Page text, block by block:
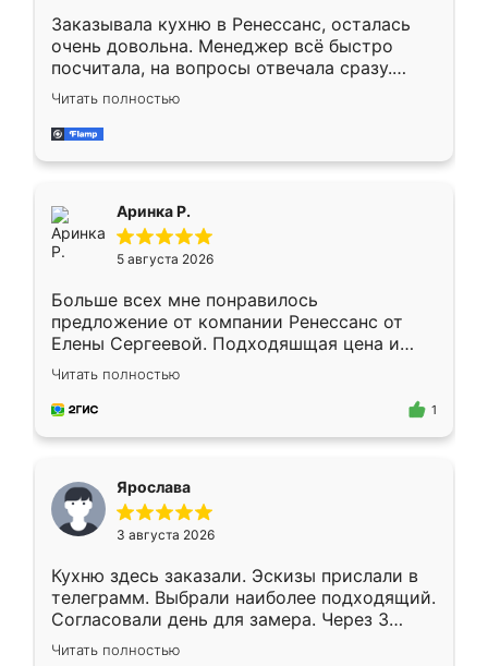
Заказывала кухню в Ренессанс, осталась
очень довольна. Менеджер всё быстро
посчитала, на вопросы отвечала сразу.
Замерщик приехал в субботу, подошёл к
делу со всей ответственностью. Собрали
за день, ребята работали аккуратно, даже
Читать полностью
Аринка Р.
5 августа 2026
Больше всех мне понравилось
предложение от компании Ренессанс от
Елены Сергеевой. Подходяшщая цена и
короткие сроки изготовления. Приехавший
для замера сотрудник Владислав
предложил по моему эскизу самый
Читать полностью
1
Ярослава
3 августа 2026
Кухню здесь заказали. Эскизы прислали в
телеграмм. Выбрали наиболее подходящий.
Согласовали день для замера. Через 3
недели кухня была уже готова. Остались
Читать полностью